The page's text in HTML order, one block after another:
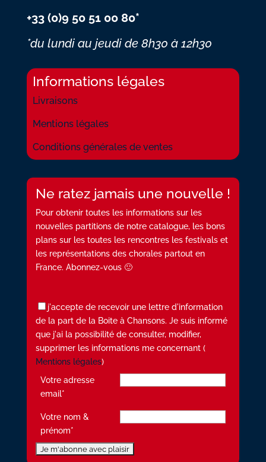
+33 (0)9 50 51 00 80*
*du lundi au jeudi de 8h30 à 12h30
Informations légales
Livraisons
Mentions légales
Conditions générales de ventes
Ne ratez jamais une nouvelle !
Pour obtenir toutes les informations sur les
nouvelles partitions de notre catalogue, les bons
plans sur les toutes les rencontres les festivals et
les représentations des chorales partout en
France. Abonnez-vous 🙂
j'accepte de recevoir une lettre d'information
de la part de la Boite à Chansons. Je suis informé
que j'ai la possibilité de consulter, modifier,
supprimer les informations me concernant (
Mentions légales)
Votre adresse
email*
Votre nom &
prénom*